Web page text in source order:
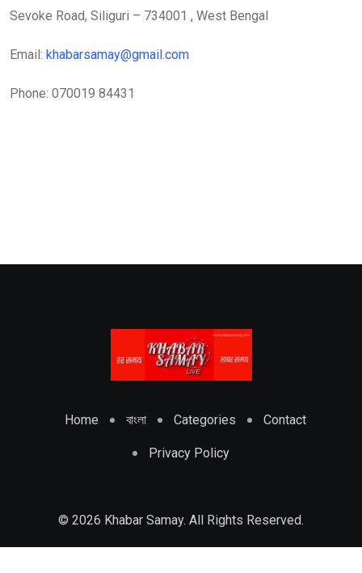
Sevoke Road, Siliguri – 734001 , West Bengal
Email: khabarsamay@gmail.com
Phone: 070019 84431
Home বাংলা Categories Contact
Privacy Policy
© 2026 Khabar Samay. All Rights Reserved.